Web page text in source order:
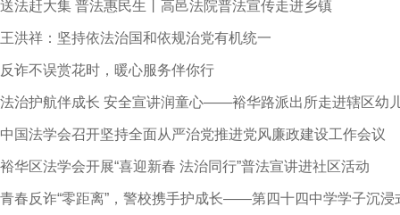
送法赶大集 普法惠民生丨高邑法院普法宣传走进乡镇
王洪祥：坚持依法治国和依规治党有机统一
反诈不误赏花时，暖心服务伴你行
法治护航伴成长 安全宣讲润童心——裕华路派出所走进辖区幼
中国法学会召开坚持全面从严治党推进党风廉政建设工作会议
裕华区法学会开展“喜迎新春 法治同行”普法宣讲进社区活动
青春反诈“零距离”，警校携手护成长——第四十四中学学子沉浸